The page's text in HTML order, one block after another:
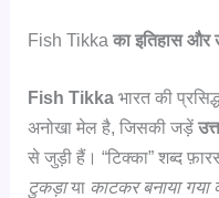
Fish Tikkaका इतिहास और
Fish Tikka भारत की
अनोखा मेल है, जिसकी जड़ें
से जुड़ी हैं। “टिक्का” शब्द
टुकड़ाया काटकर बनाया गया